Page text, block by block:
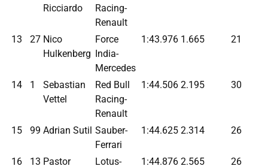
Ricciardo
Racing-
Renault
13 27 Nico
Hulkenberg
Force
India-
Mercedes
1:43.976 1.665 21
14 1
Sebastian
Vettel
Red Bull
Racing-
Renault
1:44.506 2.195 30
15 99 Adrian Sutil Sauber-
Ferrari
1:44.625 2.314 26
16 13 Pastor
Lotus-
1:44.876 2.565 26